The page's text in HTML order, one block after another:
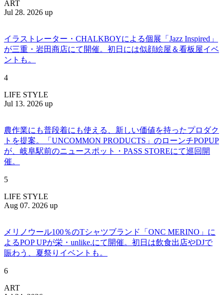
ART
Jul 28. 2026 up
イラストレーター・CHALKBOYによる個展「Jazz Inspired」
が三重・岩田商店にて開催。初日には似顔絵屋＆看板屋イベ
ントも。
4
LIFE STYLE
Jul 13. 2026 up
農作業にも普段着にも使える、新しい価値を持ったプロダク
トを提案。「UNCOMMON PRODUCTS」のローンチPOPUP
が、岐阜駅前のニュースポット・PASS STOREにて巡回開
催。
5
LIFE STYLE
Aug 07. 2026 up
メリノウール100％のTシャツブランド「ONC MERINO」に
よるPOP UPが栄・unlike.にて開催。初日は飲食出店やDJで
賑わう、夏祭りイベントも。
6
ART